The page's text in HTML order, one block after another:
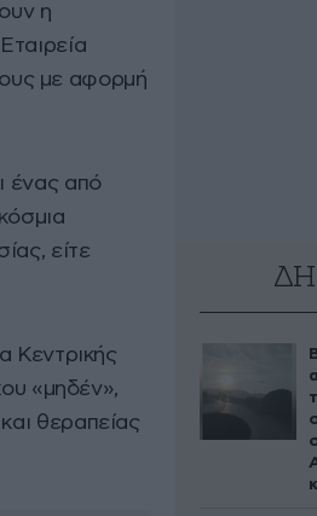
η
με αφορμή
ένας από
είτε
Κεντρικής
«μηδέν»,
θεραπείας